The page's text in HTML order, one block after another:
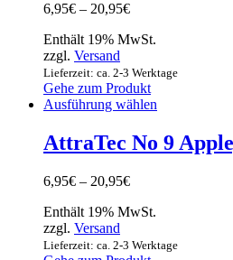
6,95€ – 20,95€
Enthält 19% MwSt.
zzgl. Versand
Lieferzeit: ca. 2-3 Werktage
Gehe zum Produkt
Ausführung wählen
AttraTec No 9
6,95€ – 20,95€
Enthält 19% MwSt.
zzgl. Versand
Lieferzeit: ca. 2-3 Werktage